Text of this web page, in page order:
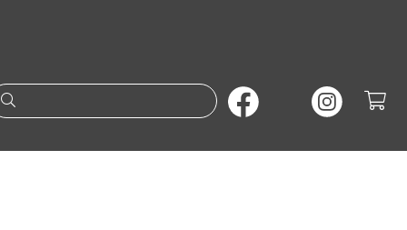
Suche nach Büchern oder